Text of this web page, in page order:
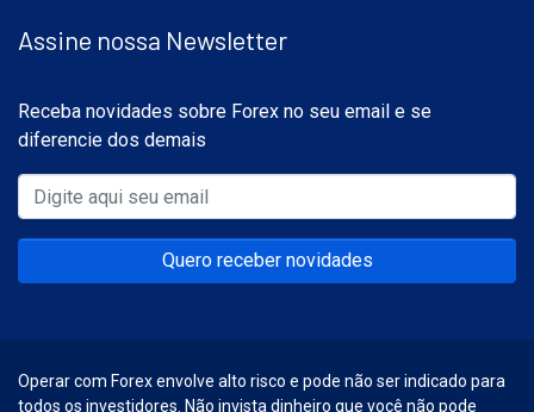
Assine nossa Newsletter
Receba novidades sobre Forex no seu email e se
diferencie dos demais
Quero receber novidades
Operar com Forex envolve alto risco e pode não ser indicado para
todos os investidores. Não invista dinheiro que você não pode